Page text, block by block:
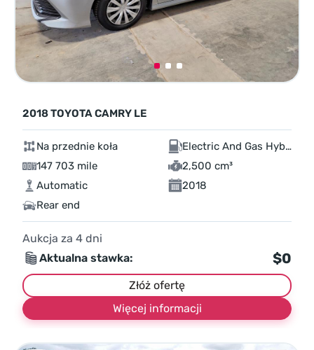
2018 TOYOTA CAMRY LE
Na przednie koła
Electric And Gas Hybrid
147 703 mile
2,500 cm³
Automatic
2018
Rear end
Aukcja za 4 dni
Aktualna stawka:
$0
Złóż ofertę
Więcej informacji